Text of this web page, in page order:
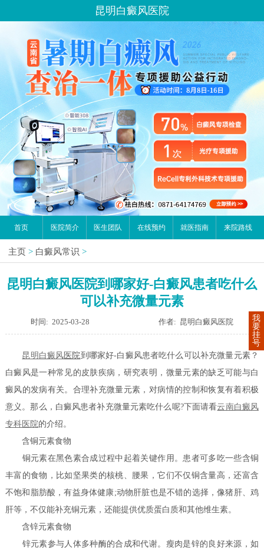
昆明白癜风医院
首页 医院简介 医生团队 在线预约 就医指南 来院路线
主页 > 白癜风常识 >
昆明白癜风医院到哪家好-白癜风患者吃什么
可以补充微量元素
时间: 2025-03-28 作者: 昆明白癜风医院
昆明 白癜风 医院到哪家好-白癜风患者吃什么可以补充微量元素？
白癜风是一种常见的皮肤疾病，研究表明，微量元素的缺乏可能与白
癜风的发病有关。合理补充微量元素，对病情的控制和恢复有着积极
意义。那么，白癜风患者补充微量元素吃什么呢?下面请看云南白癜风
专科医院的介绍。
含铜元素食物
铜元素在黑色素合成过程中起着关键作用。患者可多吃一些含铜
丰富的食物，比如坚果类的核桃、腰果，它们不仅铜含量高，还富含
不饱和脂肪酸，有益身体健康;动物肝脏也是不错的选择，像猪肝、鸡
肝等，不仅能补充铜元素，还能提供优质蛋白质和其他维生素。
含锌元素食物
锌元素参与人体多种酶的合成和代谢。瘦肉是锌的良好来源，如
我
要
挂
号